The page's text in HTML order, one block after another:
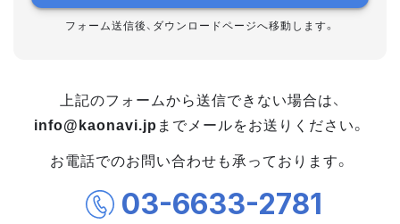
フォーム送信後、ダウンロードページへ移動します。
上記のフォームから送信できない場合は、
info@kaonavi.jp までメールをお送りください。
お電話でのお問い合わせも承っております。
03-6633-2781